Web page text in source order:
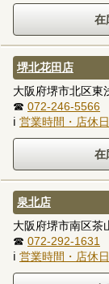
堺北花田店
大阪府堺市北区東
☎ 072-246-5566
ℹ 営業時間・店休
泉北店
大阪府堺市南区茶
☎ 072-292-1631
ℹ 営業時間・店休